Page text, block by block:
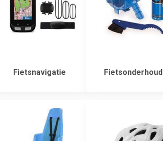
Fietsnavigatie Fietsonderhoud